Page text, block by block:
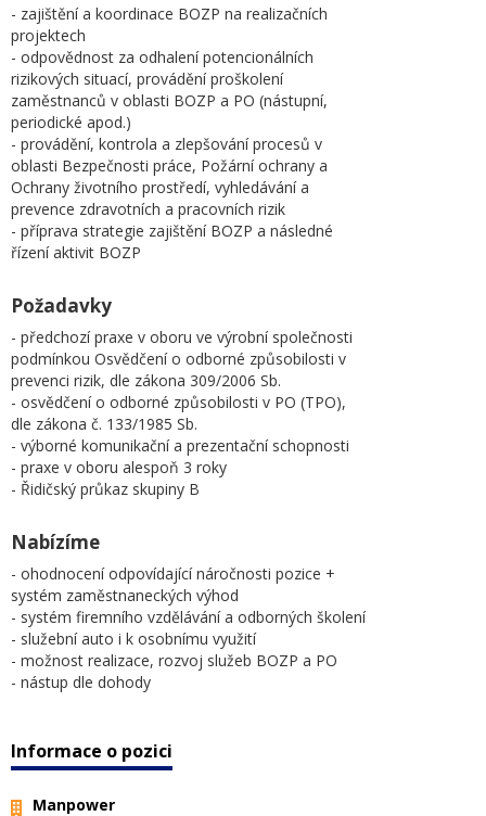
- zajištění a koordinace BOZP na realizačních
projektech
- odpovědnost za odhalení potencionálních
rizikových situací, provádění proškolení
zaměstnanců v oblasti BOZP a PO (nástupní,
periodické apod.)
- provádění, kontrola a zlepšování procesů v
oblasti Bezpečnosti práce, Požární ochrany a
Ochrany životního prostředí, vyhledávání a
prevence zdravotních a pracovních rizik
- příprava strategie zajištění BOZP a následné
řízení aktivit BOZP
Požadavky
- předchozí praxe v oboru ve výrobní společnosti
podmínkou Osvědčení o odborné způsobilosti v
prevenci rizik, dle zákona 309/2006 Sb.
- osvědčení o odborné způsobilosti v PO (TPO),
dle zákona č. 133/1985 Sb.
- výborné komunikační a prezentační schopnosti
- praxe v oboru alespoň 3 roky
- Řidičský průkaz skupiny B
Nabízíme
- ohodnocení odpovídající náročnosti pozice +
systém zaměstnaneckých výhod
- systém firemního vzdělávání a odborných školení
- služební auto i k osobnímu využití
- možnost realizace, rozvoj služeb BOZP a PO
- nástup dle dohody
Informace o pozici
Manpower